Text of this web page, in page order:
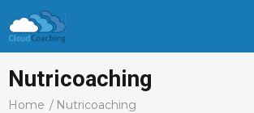
Nutricoaching
Home Nutricoaching